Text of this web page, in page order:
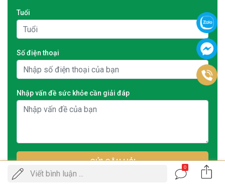
Tuổi
Số điện thoại
Nhập vấn đề sức khỏe cần giải đáp
GỬI CÂU HỎI
Viết bình luận ...
0
Gọi
ĐẶT LỊCH KHÁM